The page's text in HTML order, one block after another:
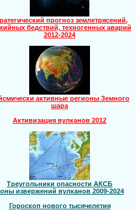
прогноз землетрясений,
бедствий, техногенных аварий
2012-2024
активные регионы Земного
шара
Активизация вулканов 2012
Треугольники опасности АКСБ
извержений вулканов 2009-2024
Гороскоп нового тысячелетия